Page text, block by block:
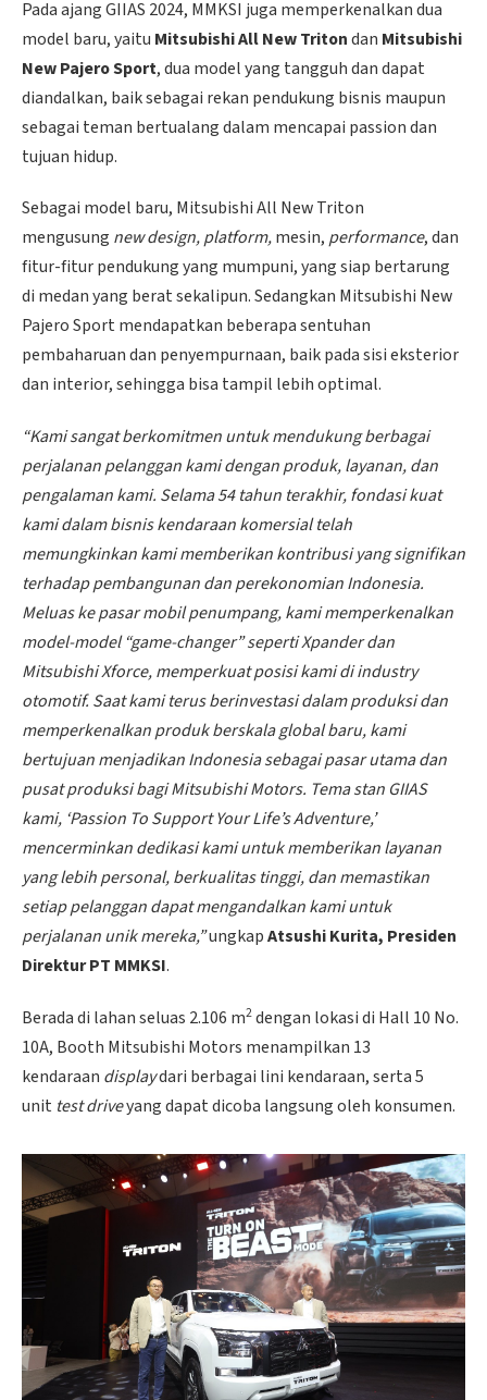
Pada ajang GIIAS 2024, MMKSI juga memperkenalkan dua
model baru, yaitu Mitsubishi All New Tritondan Mitsubishi
New Pajero Sport, dua model yang tangguh dan dapat
diandalkan, baik sebagai rekan pendukung bisnis maupun
sebagai teman bertualang dalam mencapai passion dan
tujuan hidup.
Sebagai model baru, Mitsubishi All New Triton
mengusung new design, platform,mesin, performance,dan
fitur-fitur pendukung yang mumpuni, yang siap bertarung
di medan yang berat sekalipun. Sedangkan Mitsubishi New
Pajero Sport mendapatkan beberapa sentuhan
pembaharuan dan penyempurnaan, baik pada sisi eksterior
dan interior, sehingga bisa tampil lebih optimal.
“Kami sangat berkomitmen untuk mendukung berbagai
perjalanan pelanggan kami dengan produk, layanan, dan
pengalaman kami. Selama 54 tahun terakhir, fondasi kuat
kami dalam bisnis kendaraan komersial telah
memungkinkan kami memberikan kontribusi yang signifikan
terhadap pembangunan dan perekonomian Indonesia.
Meluas ke pasar mobil penumpang, kami memperkenalkan
model-model “game-changer” seperti Xpander dan
Mitsubishi Xforce, memperkuat posisi kami di industry
otomotif. Saat kami terus berinvestasi dalam produksi dan
memperkenalkan produk berskala global baru, kami
bertujuan menjadikan Indonesia sebagai pasar utama dan
pusat produksi bagi Mitsubishi Motors. Tema stan GIIAS
kami, ‘Passion To Support Your Life’s Adventure,’
mencerminkan dedikasi kami untuk memberikan layanan
yang lebih personal, berkualitas tinggi, dan memastikan
setiap pelanggan dapat mengandalkan kami untuk
perjalanan unik mereka,”ungkapAtsushi Kurita, Presiden
Direktur PT MMKSI.
Berada di lahan seluas 2.106 m2 dengan lokasi di Hall 10 No.
10A, Booth Mitsubishi Motors menampilkan 13
kendaraan displaydari berbagai lini kendaraan, serta 5
unit test driveyang dapat dicoba langsung oleh konsumen.